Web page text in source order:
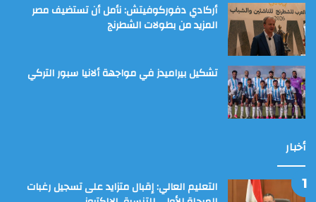
أركادي دفوركوفيتش: نأمل أن تستضيف مصر
المزيد من بطولات الشطرنج
تشكيل بيراميدز في مواجهة ألانيا سبور التركي
أخبار
التعليم العالي: إقبال متزايد على تسجيل رغبات